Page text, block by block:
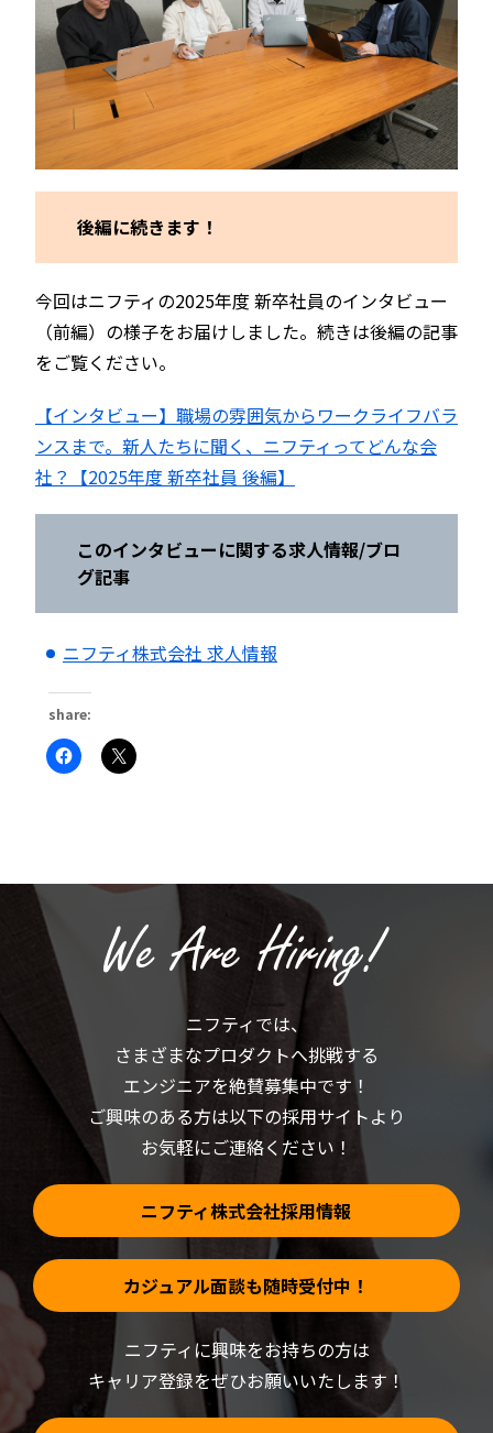
後編に続きます！
今回はニフティの2025年度 新卒社員のインタビュー
（前編）の様子をお届けしました。続きは後編の記事
をご覧ください。
【インタビュー】職場の雰囲気からワークライフバラ
ンスまで。新人たちに聞く、ニフティってどんな会
社？【2025年度 新卒社員 後編】
このインタビューに関する求人情報/ブロ
グ記事
ニフティ株式会社 求人情報
share:
Facebook
で
リ
し
い
ウ
ィ
開
き
す)
ク
リ
有
(新
ウ
ィ
ン
ま
す)
ニフティでは、
さまざまなプロダクトへ挑戦する
エンジニアを絶賛募集中です！
ご興味のある方は以下の採用サイトより
お気軽にご連絡ください！
ニフティ株式会社採用情報
カジュアル面談も随時受付中！
ニフティに興味をお持ちの方は
キャリア登録をぜひお願いいたします！